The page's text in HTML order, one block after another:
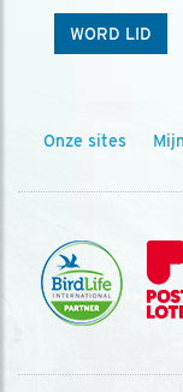
WORD LID
Onze sites